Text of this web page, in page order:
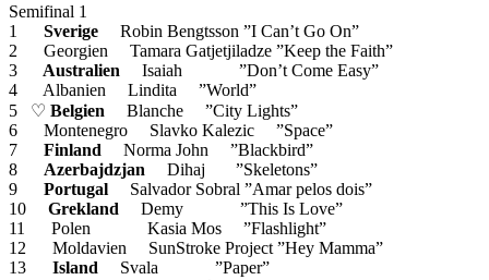
Semifinal 1
1 Sverige Robin Bengtsson ”I Can’t Go On”
2 Georgien Tamara Gatjetjiladze ”Keep the Faith”
3
Australien Isaiah ”Don’t Come Easy”
4 Albanien Lindita ”World”
5 ♡ Belgien Blanche ”City Lights”
6 Montenegro Slavko Kalezic ”Space”
7 Finland Norma John ”Blackbird”
8 Azerbajdzjan Dihaj ”Skeletons”
9 Portugal Salvador Sobral ”Amar pelos dois”
10 Grekland Demy ”This Is Love”
11 Polen Kasia Mos ”Flashlight”
12 Moldavien SunStroke Project ”Hey Mamma”
13
Island Svala ”Paper”